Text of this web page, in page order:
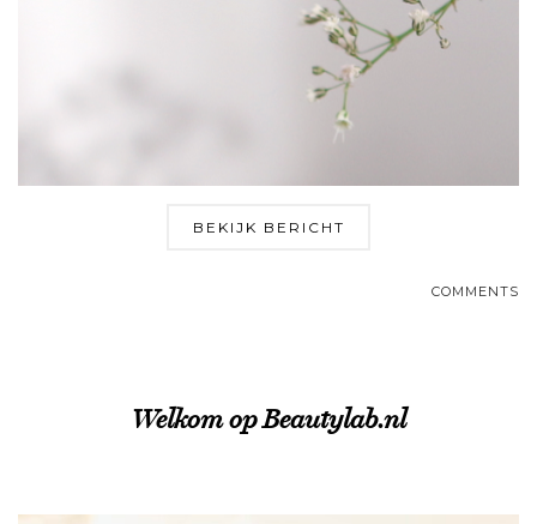
BEKIJK BERICHT
COMMENTS
Welkom op Beautylab.nl